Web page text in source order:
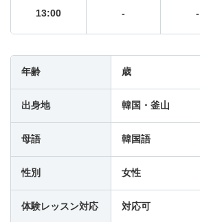
年齢 歳
出身地 韓国・釜山
母語 韓国語
性別 女性
体験レッスン対応 対応可
13:00 - -
13:30 - -
14:30 -
15:00 -